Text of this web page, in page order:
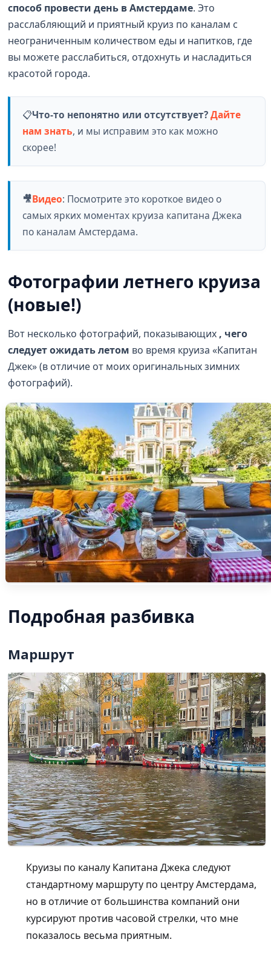
способ провести день в Амстердаме. Это
расслабляющий и приятный круиз по каналам с
неограниченным количеством еды и напитков, где
вы можете расслабиться, отдохнуть и насладиться
красотой города.
📋Что-то непонятно или отсутствует?Дайте
нам знать, и мы исправим это как можно
скорее!
🎥Видео: Посмотрите это короткое видео о
самых ярких моментах круиза капитана Джека
по каналам Амстердама.
Фотографии летнего круиза
(новые!)
Вот несколько фотографий, показывающих , чего
следует ожидатьлетом во время круиза «Капитан
Джек» (в отличие от моих оригинальных зимних
фотографий).
Подробная разбивка
Маршрут
Круизы по каналу Капитана Джека следуют
стандартному маршруту по центру Амстердама,
но в отличие от большинства компаний они
курсируют против часовой стрелки, что мне
показалось весьма приятным.